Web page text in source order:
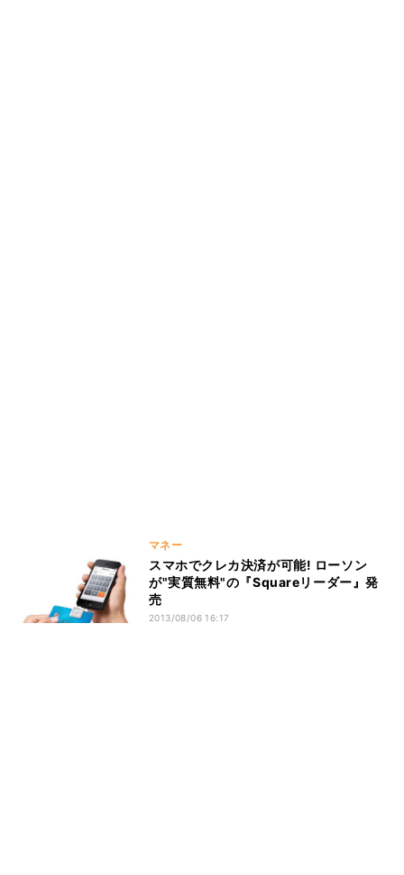
マネー
スマホでクレカ決済が可能! ローソン
が"実質無料"の『Squareリーダー』発
売
2013/08/06 16:17